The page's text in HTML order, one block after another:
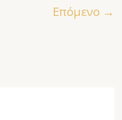
Επόμενο →